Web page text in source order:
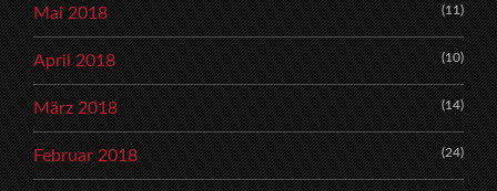
Mai 2018 (11)
April 2018 (10)
März 2018 (14)
Februar 2018 (24)